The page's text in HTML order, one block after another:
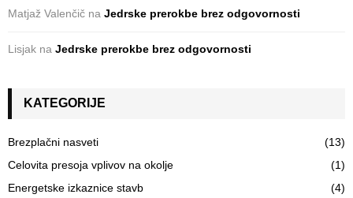
Matjaž Valenčič na Jedrske prerokbe brez odgovornosti
Lisjak na Jedrske prerokbe brez odgovornosti
KATEGORIJE
Brezplačni nasveti
(13)
Celovita presoja vplivov na okolje
(1)
Energetske izkaznice stavb
(4)